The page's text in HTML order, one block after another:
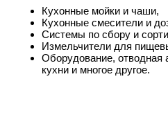
Кухонные мойки и чаши,
Кухонные смесители и
Системы по сбору и
Измельчители для
Оборудование, отводная
кухни и многое другое.